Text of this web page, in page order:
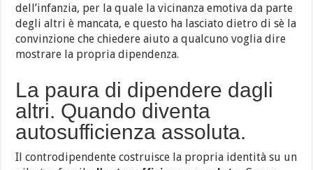
dell’infanzia, per la quale la vicinanza emotiva da parte
degli altri è mancata, e questo ha lasciato dietro di sè la
convinzione che chiedere aiuto a qualcuno voglia dire
mostrare la propria dipendenza.
La paura di dipendere dagli
altri. Quando diventa
autosufficienza assoluta.
Il controdipendente costruisce la propria identità su un